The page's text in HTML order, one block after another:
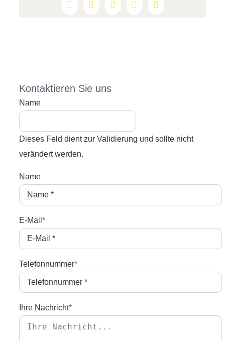
Facebook
X RedditLinkedInPinterest
Kontaktieren Sie uns
Name
Dieses Feld dient zur Validierung und sollte nicht
verändert werden.
Name
E-Mail *
Telefonnummer*
Ihre Nachricht*